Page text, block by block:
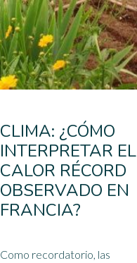
CLIMA: ¿CÓMO
INTERPRETAR EL
CALOR RÉCORD
OBSERVADO EN
FRANCIA?
Como recordatorio, las